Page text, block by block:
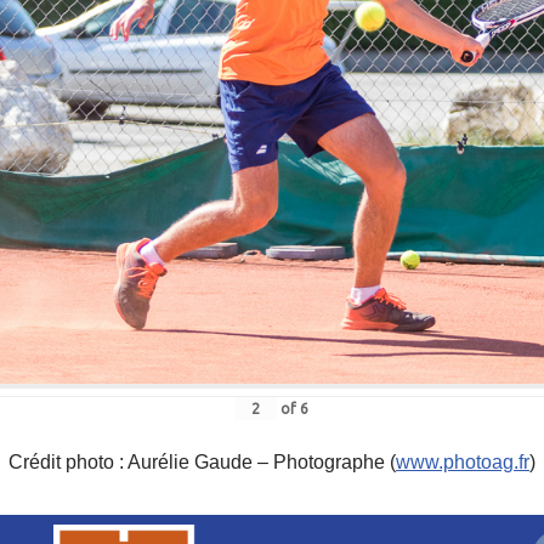
of 6
Crédit photo : Aurélie Gaude – Photographe (www.photoag.fr)